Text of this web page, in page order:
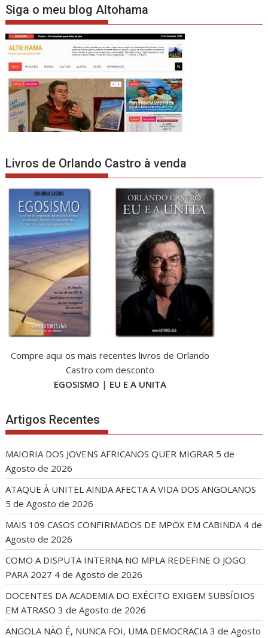
Siga o meu blog Altohama
Livros de Orlando Castro à venda
Compre aqui os mais recentes livros de Orlando
Castro com desconto
EGOSISMO | EU E A UNITA
Artigos Recentes
MAIORIA DOS JOVENS AFRICANOS QUER MIGRAR 5 de
Agosto de 2026
ATAQUE À UNITEL AINDA AFECTA A VIDA DOS ANGOLANOS
5 de Agosto de 2026
MAIS 109 CASOS CONFIRMADOS DE MPOX EM CABINDA 4 de
Agosto de 2026
COMO A DISPUTA INTERNA NO MPLA REDEFINE O JOGO
PARA 2027 4 de Agosto de 2026
DOCENTES DA ACADEMIA DO EXÉCITO EXIGEM SUBSÍDIOS
EM ATRASO 3 de Agosto de 2026
ANGOLA NÃO É, NUNCA FOI, UMA DEMOCRACIA 3 de Agosto